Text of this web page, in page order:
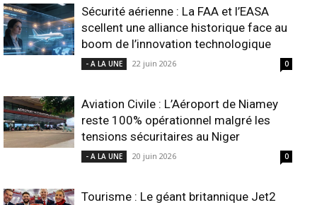
Sécurité aérienne : La FAA et l’EASA
scellent une alliance historique face au
boom de l’innovation technologique
- A LA UNE 22 juin 2026 0
Aviation Civile : L’Aéroport de Niamey
reste 100% opérationnel malgré les
tensions sécuritaires au Niger
- A LA UNE 20 juin 2026 0
Tourisme : Le géant britannique Jet2